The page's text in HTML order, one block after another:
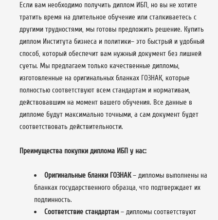
Если вам необходимо получить диплом ИБП, но вы не хотите
тратить время на длительное обучение или сталкиваетесь с
другими трудностями, мы готовы предложить решение. Купить
диплом Института бизнеса и политики– это быстрый и удобный
способ, который обеспечит вам нужный документ без лишней
суеты. Мы предлагаем только качественные дипломы,
изготовленные на оригинальных бланках ГОЗНАК, которые
полностью соответствуют всем стандартам и нормативам,
действовавшим на момент вашего обучения. Все данные в
дипломе будут максимально точными, а сам документ будет
соответствовать действительности.
Преимущества покупки диплома ИБП у нас:
Оригинальные бланки ГОЗНАК– дипломы выполнены на
бланках государственного образца, что подтверждает их
подлинность.
Соответствие стандартам– дипломы соответствуют